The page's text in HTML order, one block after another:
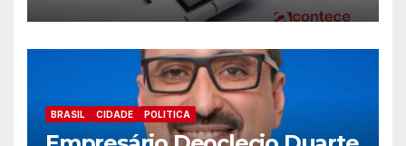
BRASIL CIDADE POLITICA